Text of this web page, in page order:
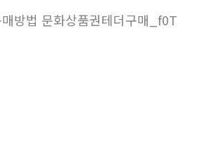
방법 문화상품권테더구매_f0T